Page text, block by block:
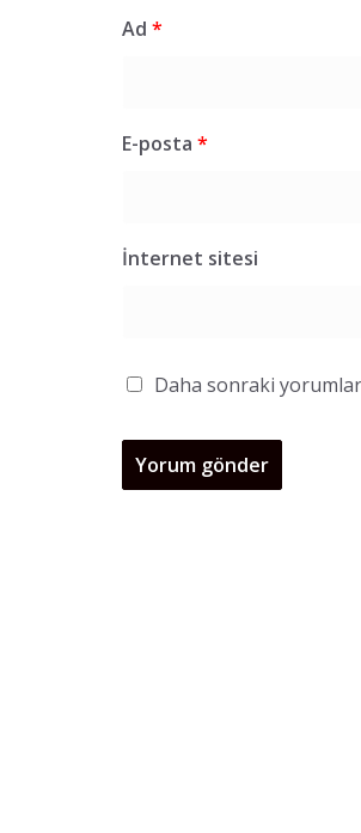
Ad *
E-posta *
İnternet sitesi
Daha sonraki